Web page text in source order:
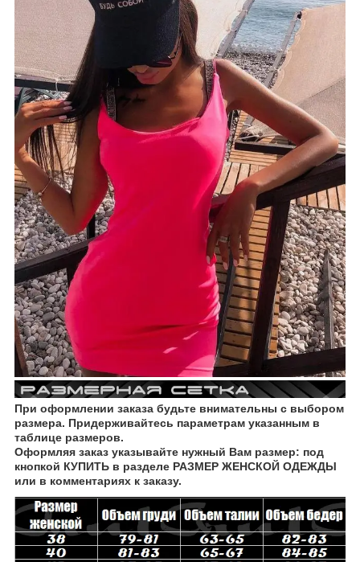
При оформлении заказа будьте внимательны с выбором
размера. Придерживайтесь параметрам указанным в
таблице размеров.
Оформляя заказ указывайте нужный Вам размер: под
кнопкой КУПИТЬ в разделе РАЗМЕР ЖЕНСКОЙ ОДЕЖДЫ
или в комментариях к заказу.